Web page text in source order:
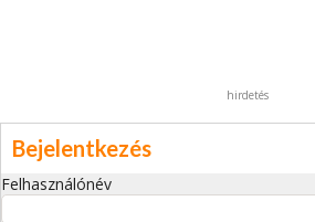
hirdetés
Bejelentkezés
Felhasználónév